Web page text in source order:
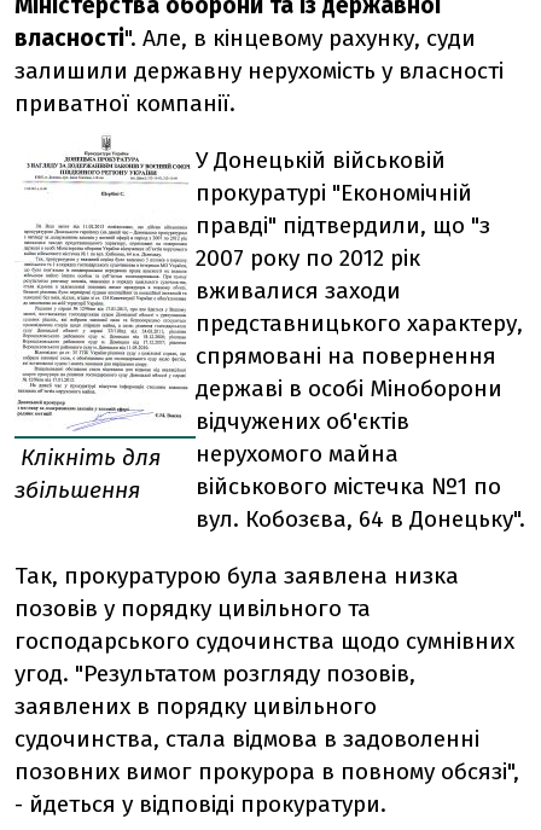
власності". Але, в кінцевому рахунку, суди
залишили державну нерухомість у власності
приватної компанії.
Клікніть для
збільшення
У Донецькій військовій
прокуратурі "Економічній
правді" підтвердили, що "з
2007 року по 2012 рік
вживалися заходи
представницького характеру,
спрямовані на повернення
державі в особі Міноборони
відчужених об'єктів
нерухомого майна
військового містечка №1 по
вул. Кобозєва, 64 в Донецьку".
Так, прокуратурою була заявлена низка
позовів у порядку цивільного та
господарського судочинства щодо сумнівних
угод. "Результатом розгляду позовів,
заявлених в порядку цивільного
судочинства, стала відмова в задоволенні
позовних вимог прокурора в повному обсязі",
- йдеться у відповіді прокуратури.